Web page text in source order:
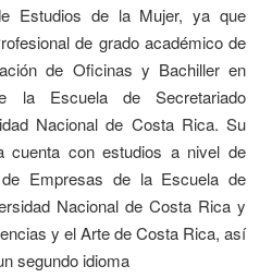
Estudios de la Mujer, ya que
de grado académico de
de Oficinas y Bachiller en
la Escuela de Secretariado
Nacional de Costa Rica. Su
cuenta con estudios a nivel de
Empresas de la Escuela de
Nacional de Costa Rica y
y el Arte de Costa Rica, así
segundo idioma